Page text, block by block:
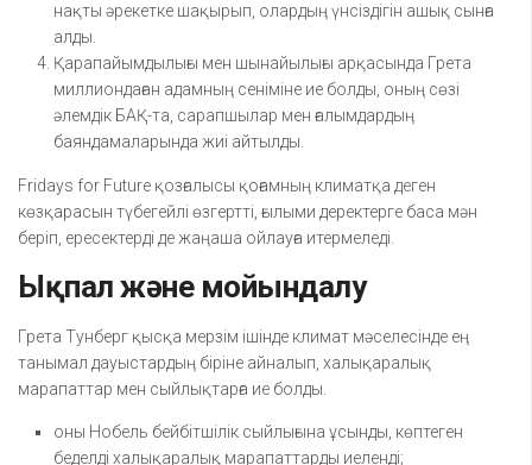
нақты әрекетке шақырып, олардың үнсіздігін ашық сынға
алды.
Қарапайымдылығы мен шынайылығы арқасында Грета
миллиондаған адамның сеніміне ие болды, оның сөзі
әлемдік БАҚ-та, сарапшылар мен ғалымдардың
баяндамаларында жиі айтылды.
Fridays for Future қозғалысы қоғамның климатқа деген
көзқарасын түбегейлі өзгертті, ғылыми деректерге баса мән
беріп, ересектерді де жаңаша ойлауға итермеледі.
Ықпал және мойындалу
Грета Тунберг қысқа мерзім ішінде климат мәселесінде ең
танымал дауыстардың біріне айналып, халықаралық
марапаттар мен сыйлықтарға ие болды.
оны Нобель бейбітшілік сыйлығына ұсынды, көптеген
беделді халықаралық марапаттарды иеленді;